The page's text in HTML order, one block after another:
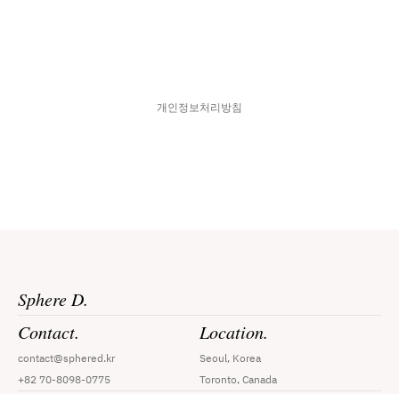
개인정보처리방침
Sphere D.
Contact.
contact@sphered.kr
+82 70-8098-0775
Location.
Seoul, Korea
Toronto, Canada